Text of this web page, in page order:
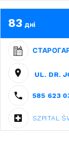
83 дні
UL. DR.
585 623
SZPITAL